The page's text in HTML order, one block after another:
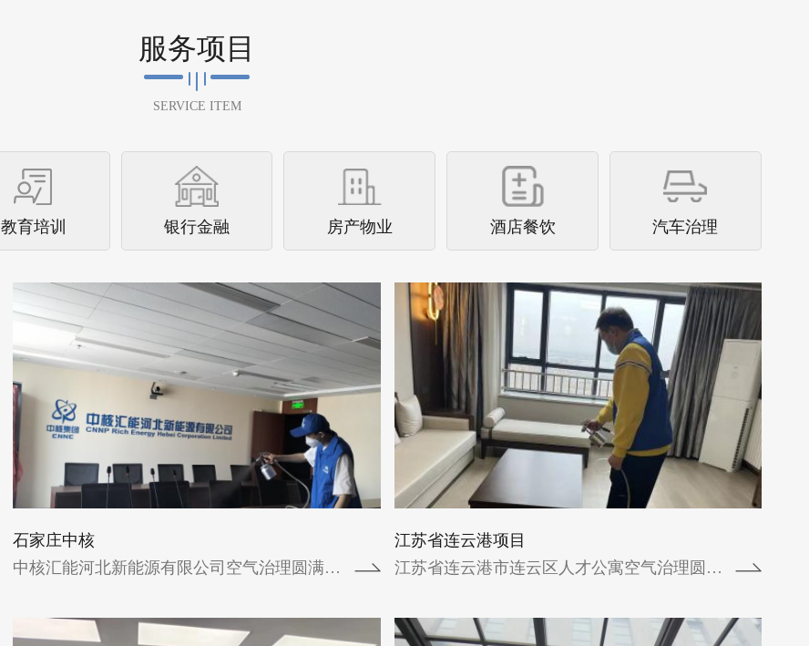
服务项目
SERVICE ITEM
教育培训 银行金融 房产物业 酒店餐饮 汽车治理
石家庄中核
中核汇能河北新能源有限公司空气治理圆满完...
石家庄中核
中核汇能河北新能源有限公司空气治理圆满
完成中核汇能河北新能源有限公司进行了空
核...
查看详情
江苏省连云港项目
江苏省连云港市连云区人才公寓空气治理圆满...
作，2023年1月9日完成康养中心治理...
国网天津物资公司
国网天津物资公司空气治理圆满完成国网天
津物资公司进行了空气治理并于2024年4月
25日圆满完成。国网天津物资公司自交付
之...
查看详情
北京中核
中核北京科技园综合科研楼空气治理圆满完
成中核北京科技园综合科研楼2023年9月22
日进行了空气治理并于2023年9月24...
查看详情